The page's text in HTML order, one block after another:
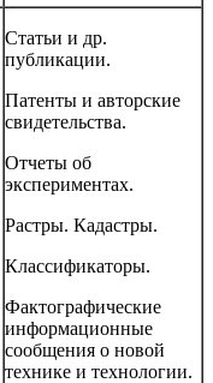
Статьи и др.
публикации.
Патенты и авторские
свидетельства.
Отчеты об
экспериментах.
Растры. Кадастры.
Классификаторы.
Фактографические
информационные
сообщения о новой
технике и технологии.